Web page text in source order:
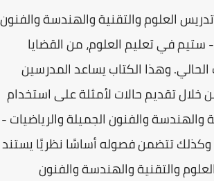
العلوم والتقنية والهندسة والفنون
ستيم في تعليم العلوم، من القضايا
وهذا الكتاب يساعد المدرسين
خلال تقديم حالات لأمثلة على استخدام
والهندسة والفنون الجميلة والرياضيات -
تتضمن فصوله أساسًا نظريًا يستند
والتقنية والهندسة والفنون